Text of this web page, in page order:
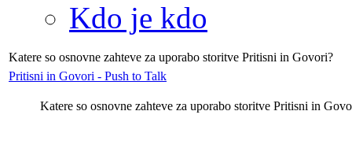
Kdo je kdo
Katere so osnovne zahteve za uporabo storitve Pritisni in Govori?
Pritisni in Govori - Push to Talk
Katere so osnovne zahteve za uporabo storitve Pritisni in